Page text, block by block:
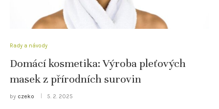
Rady a návody
Domácí kosmetika: Výroba pleťových
masek z přírodních surovin
by czeko 5. 2. 2025